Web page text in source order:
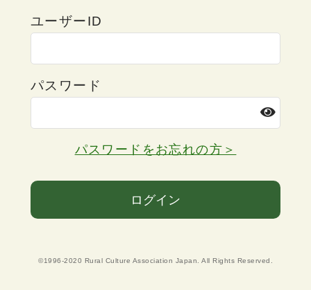
ユーザーID
パスワード
パスワードをお忘れの方＞
ログイン
©1996-2020 Rural Culture Association Japan. All Rights Reserved.